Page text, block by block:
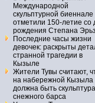
Международной
скульптурной биеннале
отметили 150-летие со
рождения Степана
Последние часы жизни
девочек: раскрыты
странной трагедии в
Кызыле
Жители Тувы считают,
на набережной Кызыла
должна быть скульптура
снежного барса